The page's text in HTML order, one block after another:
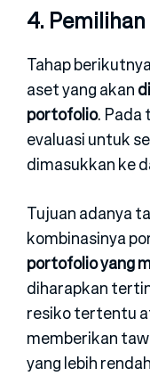
4.
Tahap
aset yang akan
portofolio. Pada
evaluasi untuk
dimasukkan ke
Tujuan adanya
kombinasinya
portofolio yang
diharapkan
resiko tertentu
memberikan
yang lebih